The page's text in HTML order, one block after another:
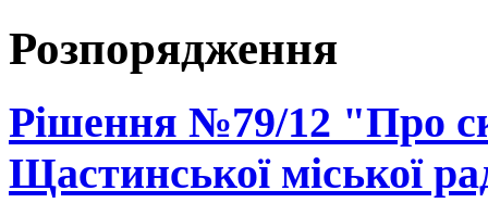
Розпорядження
Рішення №79/12 "Про
Щастинської міської